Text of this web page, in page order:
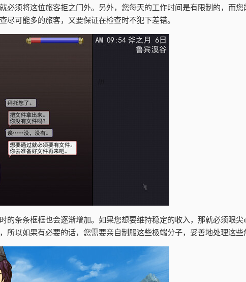
须将这位旅客拒之门外。另外，您每天的工作时间是有限制的，而您
可能多的旅客，又要保证在检查时不犯下差错。
条条框框也会逐渐增加。如果您想要维持稳定的收入，那就必须眼
以如果有必要的话，您需要亲自制服这些极端分子，妥善地处理这些